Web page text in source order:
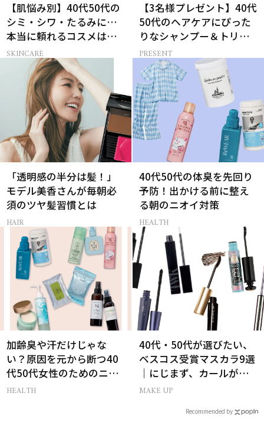
【肌悩み別】40代50代の
シミ・シワ・たるみに…
本当に頼れるコスメは？
ベスコス受賞スキンケア
SKINCARE
【3名様プレゼント】40代
50代のヘアケアにぴった
りなシャンプー＆トリー
トメントで、うねり悩み
に対処！
PRESENT
「透明感の半分は髪！」
モデル美香さんが毎朝必
須のツヤ髪習慣とは
HAIR
40代50代の体臭を先回り
予防！出かける前に整え
る朝のニオイ対策
HEALTH
加齢臭や汗だけじゃな
い？原因を元から断つ40
代50代女性のためのニオ
イケア
HEALTH
40代・50代が選びたい、
ベスコス受賞マスカラ9選
｜にじまず、カールが続
く名品
MAKE UP
Recommended by